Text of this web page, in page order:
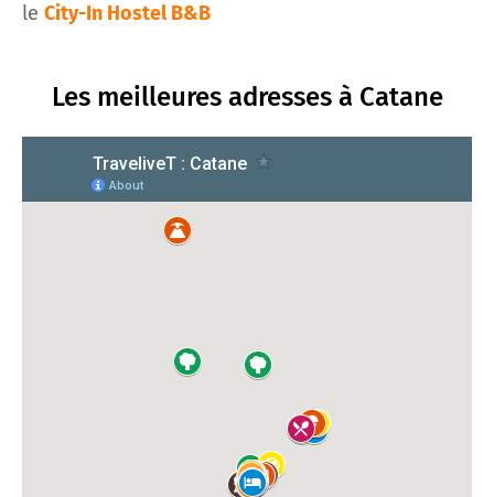
le City-In Hostel B&B
Les meilleures adresses à Catane